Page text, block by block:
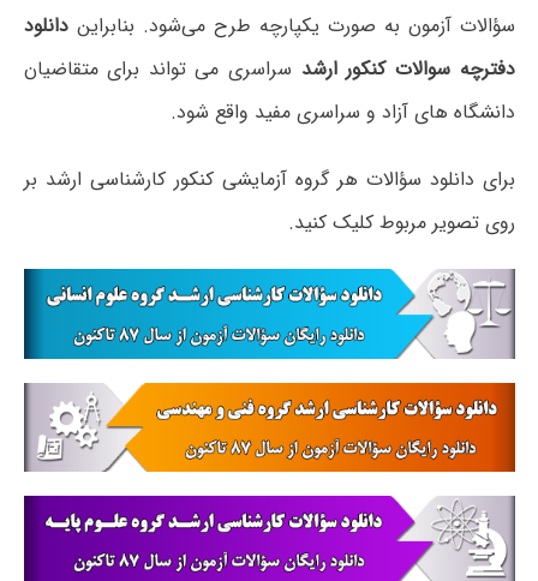
سؤالات آزمون به صورت یکپارچه طرح می‌شود. بنابرایندانلود
دفترچه سوالات کنکور ارشد سراسری می تواند برای متقاضیان
دانشگاه های آزاد و سراسری مفید واقع شود.
برای دانلود سؤالات هر گروه آزمایشی کنکور کارشناسی ارشد بر
روی تصویر مربوط کلیک کنید.